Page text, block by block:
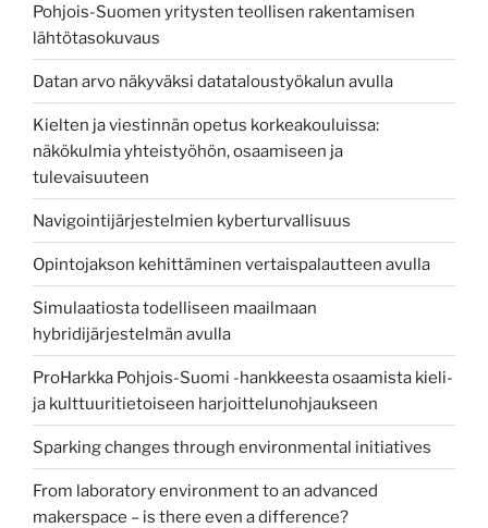
Pohjois-Suomen yritysten teollisen rakentamisen
lähtötasokuvaus
Datan arvo näkyväksi datataloustyökalun avulla
Kielten ja viestinnän opetus korkeakouluissa:
näkökulmia yhteistyöhön, osaamiseen ja
tulevaisuuteen
Navigointijärjestelmien kyberturvallisuus
Opintojakson kehittäminen vertaispalautteen avulla
Simulaatiosta todelliseen maailmaan
hybridijärjestelmän avulla
ProHarkka Pohjois-Suomi -hankkeesta osaamista kieli-
ja kulttuuritietoiseen harjoittelunohjaukseen
Sparking changes through environmental initiatives
From laboratory environment to an advanced
makerspace – is there even a difference?